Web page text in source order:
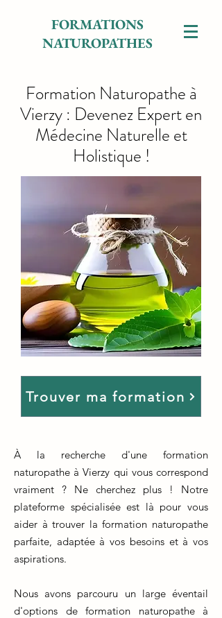
FORMATIONS
NATUROPATHES
Formation Naturopathe à
Vierzy : Devenez Expert en
Médecine Naturelle et
Holistique !
Trouver ma formation
À la recherche d'une formation
naturopathe à Vierzy qui vous correspond
vraiment ? Ne cherchez plus ! Notre
plateforme spécialisée est là pour vous
aider à trouver la formation naturopathe
parfaite, adaptée à vos besoins et à vos
aspirations.
Nous avons parcouru un large éventail
d'options de formation naturopathe à